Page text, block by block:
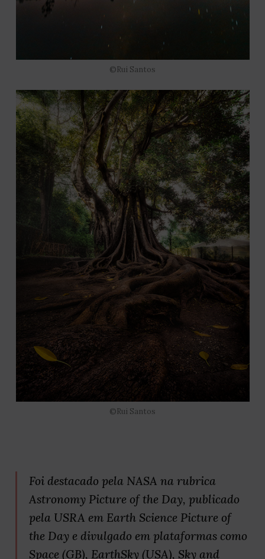
©Rui Santos
©Rui Santos
Foi destacado pela NASA na rubrica
Astronomy Picture of the Day, publicado
pela USRA em Earth Science Picture of
the Day e divulgado em plataformas como
Space (GB), EarthSky (USA), Sky and